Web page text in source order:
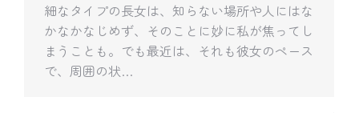
細なタイプの長女は、知らない場所や人にはな
かなかなじめず、そのことに妙に私が焦ってし
まうことも。でも最近は、それも彼女のペース
で、周囲の状…